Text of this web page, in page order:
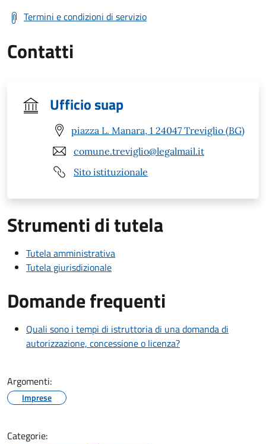
Termini e condizioni di servizio
Contatti
Ufficio suap
piazza L. Manara, 1 24047 Treviglio (BG)
comune.treviglio@legalmail.it
Sito istituzionale
Strumenti di tutela
Tutela amministrativa
Tutela giurisdizionale
Domande frequenti
Quali sono i tempi di istruttoria di una domanda di
autorizzazione, concessione o licenza?
Argomenti:
Imprese
Categorie: